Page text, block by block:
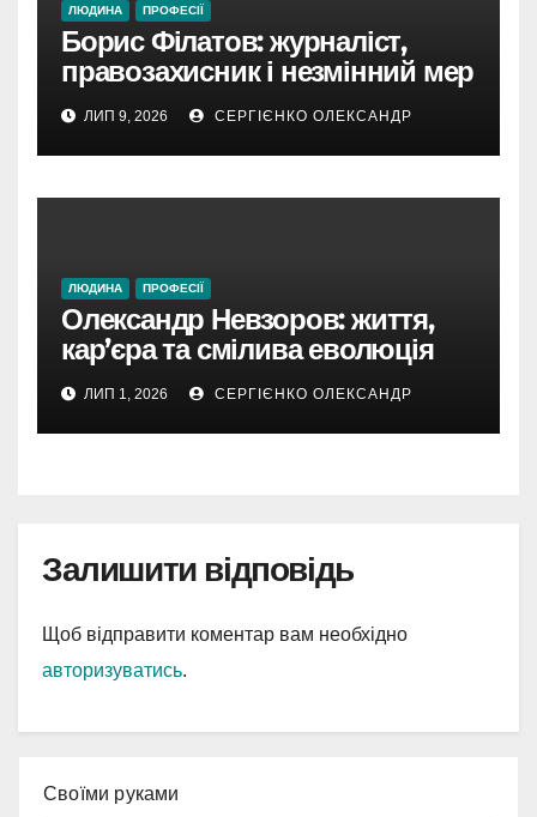
ЛЮДИНА ПРОФЕСІЇ
Борис Філатов: журналіст,
правозахисник і незмінний мер
Дніпра
ЛИП 9, 2026 СЕРГІЄНКО ОЛЕКСАНДР
ЛЮДИНА ПРОФЕСІЇ
Олександр Невзоров: життя,
кар’єра та смілива еволюція
поглядів легендарного
журналіста
ЛИП 1, 2026 СЕРГІЄНКО ОЛЕКСАНДР
Залишити відповідь
Щоб відправити коментар вам необхідно
авторизуватись.
Cвоїми руками